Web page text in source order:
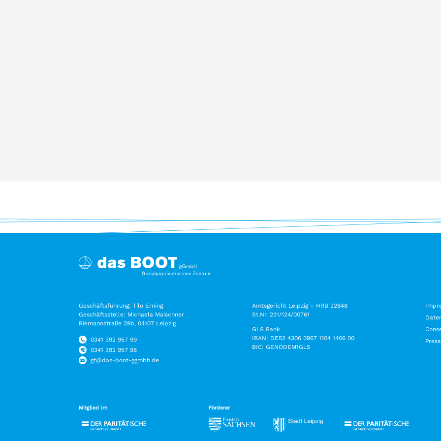
Geschäftsführung: Tilo Erning
Geschäftsstelle: Michaela Maischner
Riemannstraße 29b, 04107 Leipzig
0341 392 957 99
0341 392 957 98
gf@das-boot-ggmbh.de
Amtsgericht Leipzig – HRB 22848
St.Nr. 231/124/00761
GLS Bank
IBAN: DE52 4306 0967 1104 1406 00
BIC: GENODEM1GLS
Mitglied im Förderer